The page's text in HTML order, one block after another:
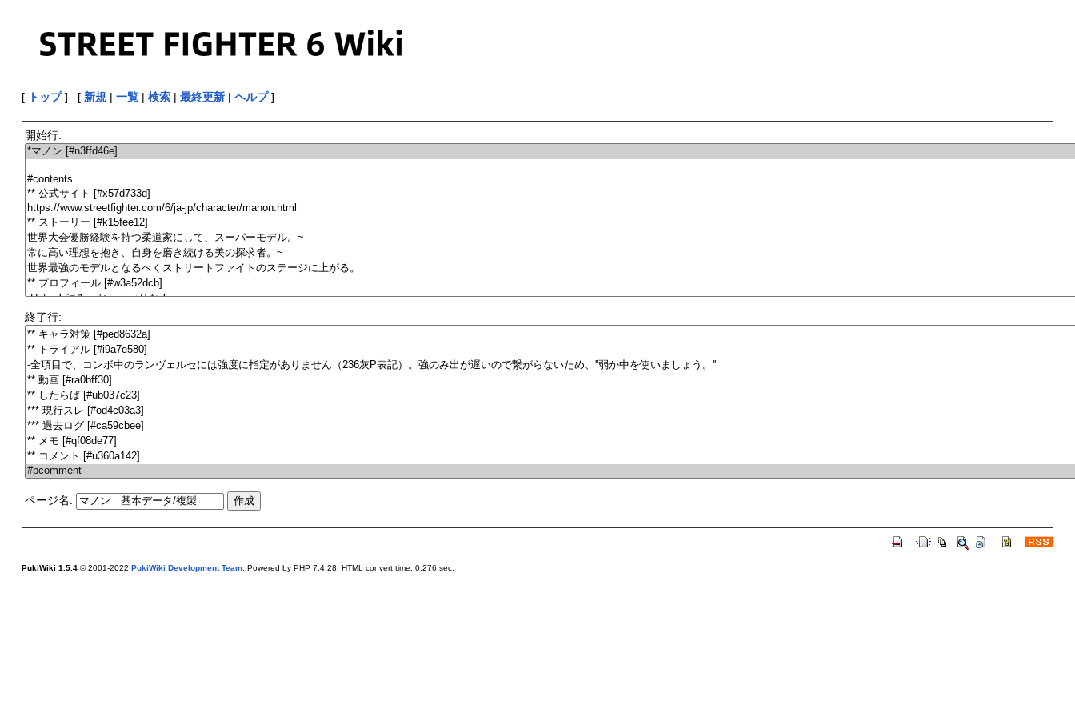
[ トップ] [ 新規| 一覧| 検索| 最終更新| ヘルプ]
開始行:
終了行:
ページ名:
PukiWiki 1.5.4© 2001-2022 PukiWiki Development Team. Powered by PHP 7.4.28. HTML convert time: 0.276 sec.